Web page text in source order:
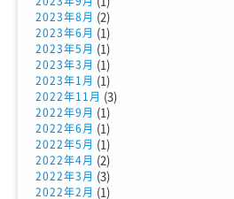
2023年8月 (2)
2023年6月 (1)
2023年5月 (1)
2023年3月 (1)
2023年1月 (1)
2022年11月 (3)
2022年9月 (1)
2022年6月 (1)
2022年5月 (1)
2022年4月 (2)
2022年3月 (3)
2022年2月 (1)